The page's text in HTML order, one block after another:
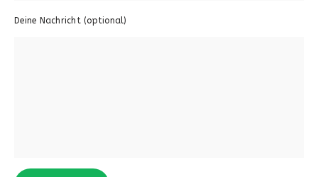
Deine Nachricht (optional)